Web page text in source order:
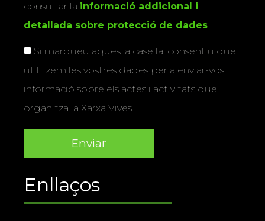
consultar la informació addicional i
detallada sobre protecció de dades.
Si marqueu aquesta casella, consentiu que
utilitzem les vostres dades per a enviar-vos
informació sobre els actes i activitats que
organitza la Xarxa Vives.
Enllaços